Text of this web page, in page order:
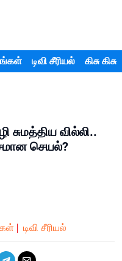
டிவி சீரியல் கிசு கிசு
வில்லி..
செயல்?
டிவி சீரியல்